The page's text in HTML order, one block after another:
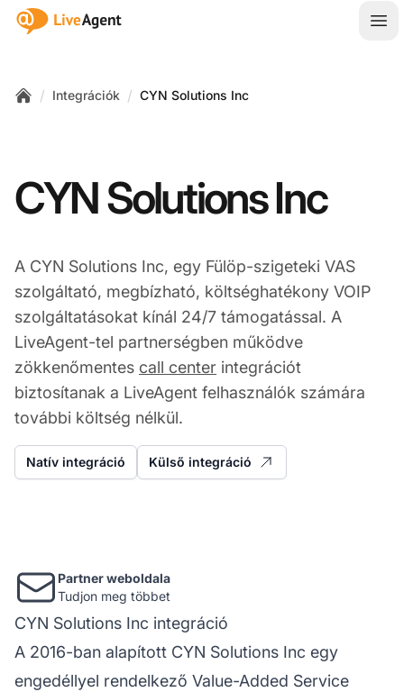
:site.title
/ Integrációk / CYN Solutions Inc
CYN Solutions Inc
A CYN Solutions Inc, egy Fülöp-szigeteki VAS
szolgáltató, megbízható, költséghatékony VOIP
szolgáltatásokat kínál 24/7 támogatással. A
LiveAgent-tel partnerségben működve
zökkenőmentes call center integrációt
biztosítanak a LiveAgent felhasználók számára
további költség nélkül.
Natív integráció Külső integráció
Partner weboldala
Tudjon meg többet
CYN Solutions Inc integráció
A 2016-ban alapított CYN Solutions Inc egy
engedéllyel rendelkező Value-Added Service